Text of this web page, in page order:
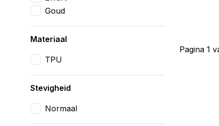
Goud
Materiaal
TPU
Stevigheid
Normaal
Pagina 1